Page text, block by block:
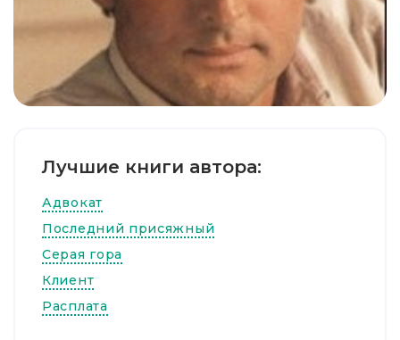
Лучшие книги автора:
Адвокат
Последний присяжный
Серая гора
Клиент
Расплата